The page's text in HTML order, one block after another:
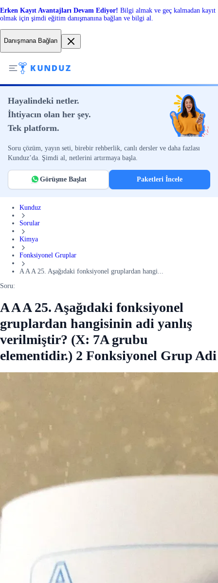
Erken Kayıt Avantajları Devam Ediyor! Bilgi almak ve geç kalmadan kayıt
olmak için şimdi eğitim danışmanına bağlan ve bilgi al.
Danışmana Bağlan
Hayalindeki netler.
İhtiyacın olan her şey.
Tek platform.
Soru çözüm, yayın seti, birebir rehberlik, canlı dersler ve daha fazlası
Kunduz’da. Şimdi al, netlerini artırmaya başla.
Görüşme Başlat Paketleri İncele
Kunduz
Sorular
Kimya
Fonksiyonel Gruplar
A A A 25. Aşağıdaki fonksiyonel gruplardan hangi...
Soru:
A A A 25. Aşağıdaki fonksiyonel
gruplardan hangisinin adi yanlış
verilmiştir? (X: 7A grubu
elementidir.) 2 Fonksiyonel Grup Adi